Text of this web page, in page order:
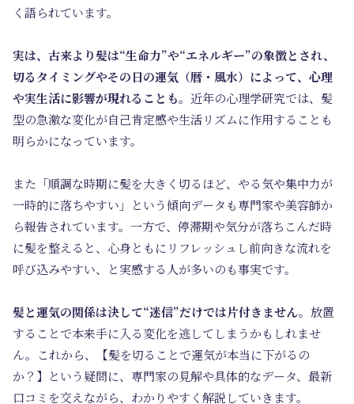
く語られています。
実は、古来より髪は“生命力”や“エネルギー”の象徴とされ、
切るタイミングやその日の運気（暦・風水）によって、心理
や実生活に影響が現れることも。 近年の心理学研究では、髪
型の急激な変化が自己肯定感や生活リズムに作用することも
明らかになっています。
また「順調な時期に髪を大きく切るほど、やる気や集中力が
一時的に落ちやすい」という傾向データも専門家や美容師か
ら報告されています。一方で、停滞期や気分が落ちこんだ時
に髪を整えると、心身ともにリフレッシュし前向きな流れを
呼び込みやすい、と実感する人が多いのも事実です。
髪と運気の関係は決して“迷信”だけでは片付きません。 放置
することで本来手に入る変化を逃してしまうかもしれませ
ん。これから、【髪を切ることで運気が本当に下がるの
か？】という疑問に、専門家の見解や具体的なデータ、最新
口コミを交えながら、わかりやすく解説していきます。